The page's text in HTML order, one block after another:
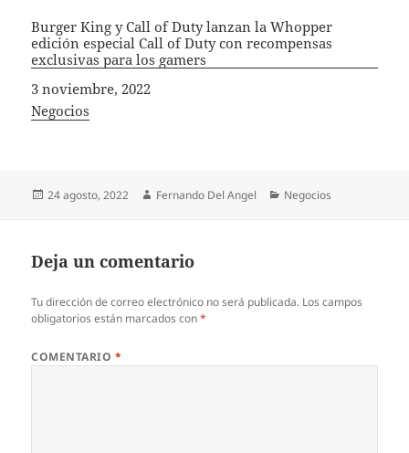
Burger King y Call of Duty lanzan la Whopper
edición especial Call of Duty con recompensas
exclusivas para los gamers
Fecha
3 noviembre, 2022
In relation to
Negocios
Publicado
24 agosto, 2022 Autor
Fernando Del Angel Categorías
Negocios
Deja un comentario
Tu dirección de correo electrónico no será publicada. Los campos
obligatorios están marcados con*
COMENTARIO *